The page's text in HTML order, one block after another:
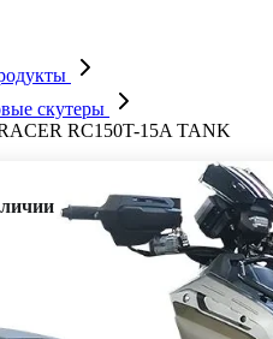
скутеры
RC150T-15A TANK